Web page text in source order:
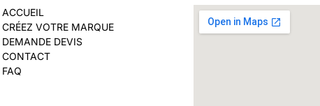
ACCUEIL
CRÉEZ VOTRE MARQUE
DEMANDE DEVIS
CONTACT
FAQ